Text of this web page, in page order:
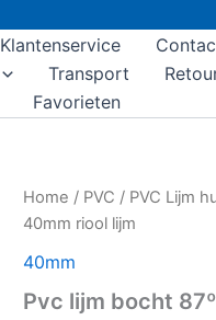
Klantenservice
Transport
Favorieten
Home / PVC / PVC Lijm
40mm riool lijm
40mm
Pvc lijm bocht
Pvc
lijm
87º,
lijmmof,